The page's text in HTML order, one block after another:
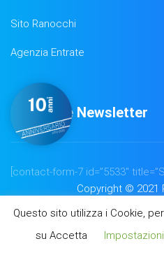
Sito Ranocchi
Agenzia Entrate
Iscrizione Newsletter
[contact-form-7 id=”5533″
Copyright © 2021
Questo sito utilizza i Cookie,
su Accetta